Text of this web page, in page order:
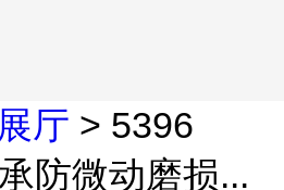
厅 > 5396
防微动磨损...